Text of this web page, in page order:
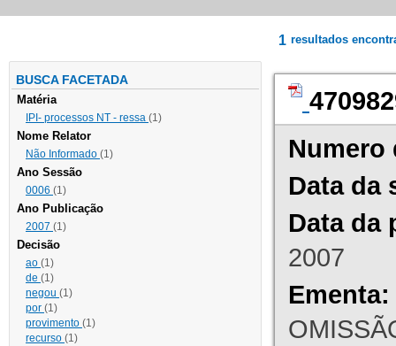
BUSCA FACETADA
Matéria
IPI- processos NT - ressa (1)
Nome Relator
Não Informado (1)
Ano Sessão
0006 (1)
Ano Publicação
2007 (1)
Decisão
ao (1)
de (1)
negou (1)
por (1)
provimento (1)
recurso (1)
1 resultados
Numero
Data da
Data da
2007
Ementa: